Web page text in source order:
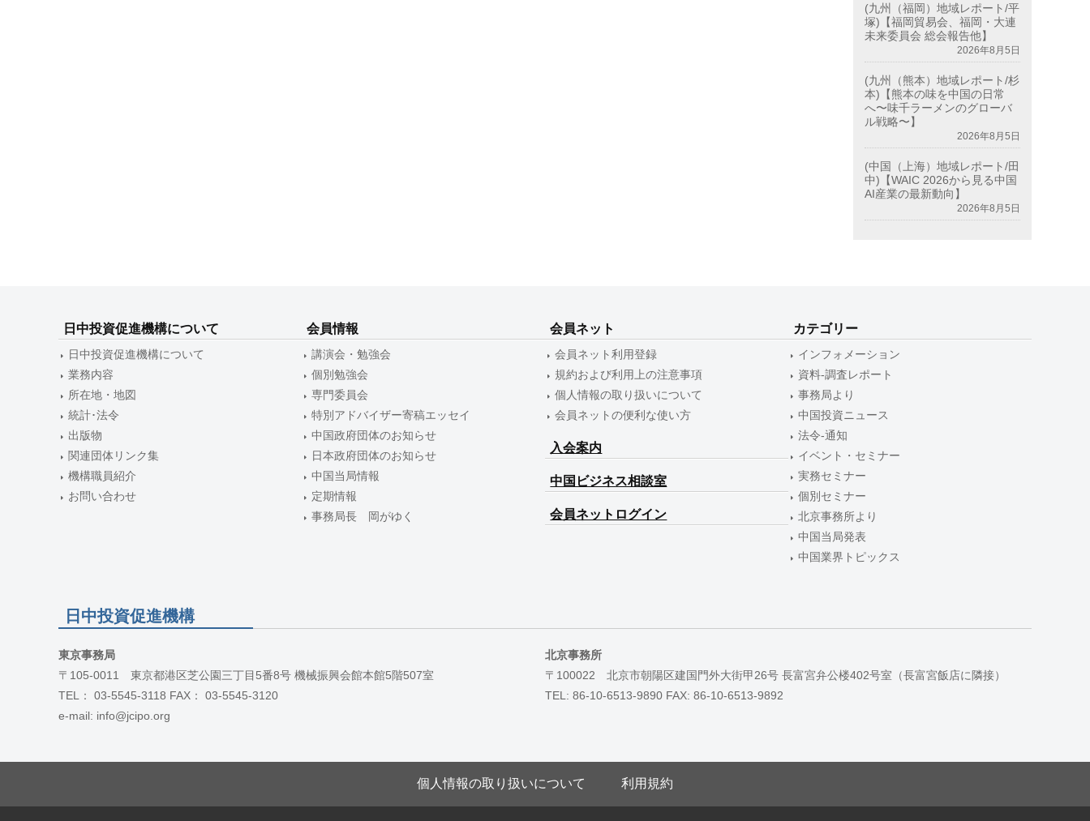
(九州（福岡）地域レポート/平
塚)【福岡貿易会、福岡・大連
未来委員会 総会報告他】
2026年8月5日
(九州（熊本）地域レポート/杉
本)【熊本の味を中国の日常
へ〜味千ラーメンのグローバ
ル戦略〜】
2026年8月5日
(中国（上海）地域レポート/田
中)【WAIC 2026から見る中国
AI産業の最新動向】
2026年8月5日
日中投資促進機構について
日中投資促進機構について
業務内容
所在地・地図
統計･法令
出版物
関連団体リンク集
機構職員紹介
お問い合わせ
会員情報
講演会・勉強会
個別勉強会
専門委員会
特別アドバイザー寄稿エッセイ
中国政府団体のお知らせ
日本政府団体のお知らせ
中国当局情報
定期情報
事務局長 岡がゆく
会員ネット
会員ネット利用登録
規約および利用上の注意事項
個人情報の取り扱いについて
会員ネットの便利な使い方
入会案内
中国ビジネス相談室
会員ネットログイン
カテゴリー
インフォメーション
資料-調査レポート
事務局より
中国投資ニュース
法令-通知
イベント・セミナー
実務セミナー
個別セミナー
北京事務所より
中国当局発表
中国業界トピックス
日中投資促進機構
東京事務局
〒105-0011 東京都港区芝公園三丁目5番8号 機械振興会館本館5階507室
TEL： 03-5545-3118 FAX： 03-5545-3120
e-mail: info@jcipo.org
北京事務所
〒100022 北京市朝陽区建国門外大街甲26号 長富宮弁公楼402号室（長富宮飯店に隣接）
TEL: 86-10-6513-9890 FAX: 86-10-6513-9892
個人情報の取り扱いについて 利用規約